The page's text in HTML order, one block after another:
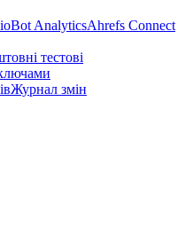
Bot AnalyticsAhrefs Connect
тестові
Журнал змін